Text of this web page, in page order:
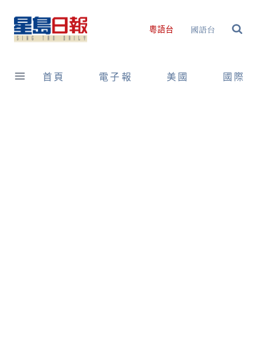
content
粵語台 國語台
首頁 電子報 美國 國際